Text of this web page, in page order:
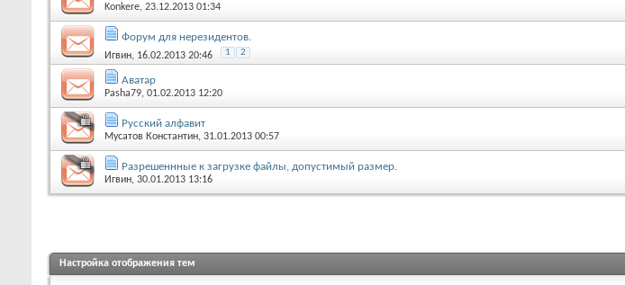
Konkere, 23.12.2013 01:34
Форум для нерезидентов.
Игвин, 16.02.2013 20:46 1 2
Аватар
Pasha79, 01.02.2013 12:20
Русский алфавит
Мусатов Константин, 31.01.2013 00:57
Разрешеннные к загрузке файлы, допустимый размер.
Игвин, 30.01.2013 13:16
Настройка отображения тем